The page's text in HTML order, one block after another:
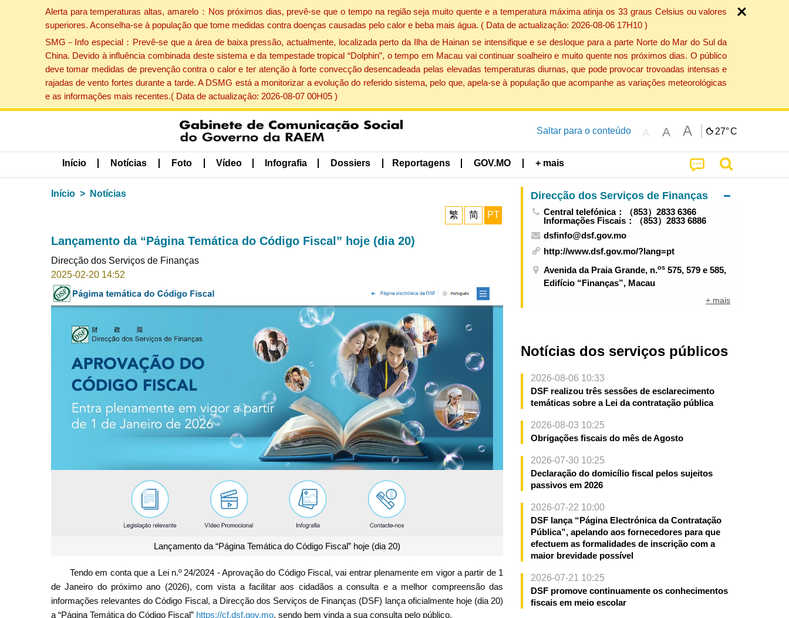
Alerta para temperaturas altas, amarelo：Nos próximos dias, prevê-se que o tempo na região seja muito quente e a temperatura máxima atinja os 33 graus Celsius ou valores
superiores. Aconselha-se à população que tome medidas contra doenças causadas pelo calor e beba mais água. ( Data de actualização: 2026-08-06 17H10 )
SMG－Info especial：Prevê-se que a área de baixa pressão, actualmente, localizada perto da Ilha de Hainan se intensifique e se desloque para a parte Norte do Mar do Sul da
China. Devido à influência combinada deste sistema e da tempestade tropical “Dolphin”, o tempo em Macau vai continuar soalheiro e muito quente nos próximos dias. O público
deve tomar medidas de prevenção contra o calor e ter atenção à forte convecção desencadeada pelas elevadas temperaturas diurnas, que pode provocar trovoadas intensas e
rajadas de vento fortes durante a tarde. A DSMG está a monitorizar a evolução do referido sistema, pelo que, apela-se à população que acompanhe as variações meteorológicas
e as informações mais recentes.( Data de actualização: 2026-08-07 00H05 )
Saltar para o conteúdo A A A 27°C
Início Notícias Foto Vídeo Infografia Dossiers Reportagens GOV.MO + mais
Início Notícias
繁 简 PT
Lançamento da “Página Temática do Código Fiscal” hoje (dia 20)
Direcção dos Serviços de Finanças
2025-02-20 14:52
Lançamento da “Página Temática do Código Fiscal” hoje (dia 20)
Tendo em conta que a Lei n.º 24/2024 - Aprovação do Código Fiscal, vai entrar plenamente em vigor a partir de 1
de Janeiro do próximo ano (2026), com vista a facilitar aos cidadãos a consulta e a melhor compreensão das
informações relevantes do Código Fiscal, a Direcção dos Serviços de Finanças (DSF) lança oficialmente hoje (dia 20)
a “Página Temática do Código Fiscal” https://cf.dsf.gov.mo, sendo bem vinda a sua consulta pelo público.
Direcção dos Serviços de Finanças
Central telefónica：（853）2833 6366
Informações Fiscais：（853）2833 6886
dsfinfo@dsf.gov.mo
http://www.dsf.gov.mo/?lang=pt
Avenida da Praia Grande, n.os 575, 579 e 585,
Edifício “Finanças”, Macau
+ mais
Notícias dos serviços públicos
2026-08-06 10:33
DSF realizou três sessões de esclarecimento
temáticas sobre a Lei da contratação pública
2026-08-03 10:25
Obrigações fiscais do mês de Agosto
2026-07-30 10:25
Declaração do domicílio fiscal pelos sujeitos
passivos em 2026
2026-07-22 10:00
DSF lança “Página Electrónica da Contratação
Pública”, apelando aos fornecedores para que
efectuem as formalidades de inscrição com a
maior brevidade possível
2026-07-21 10:25
DSF promove continuamente os conhecimentos
fiscais em meio escolar